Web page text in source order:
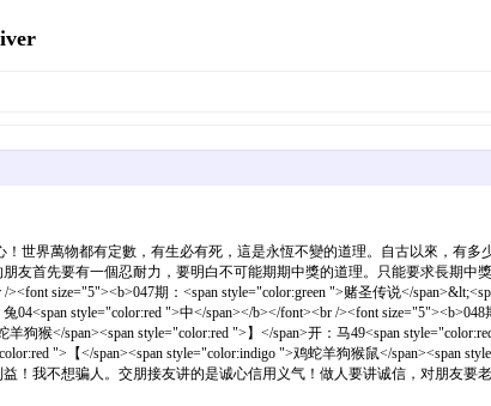
世界萬物都有定數，有生必有死，這是永恆不變的道理。自古以來，有多
首先要有一個忍耐力，要明白不可能期期中獎的道理。只能要求長期中
期：<span style="color:green ">赌圣传说</span>&lt;<span
style="color:red ">中</span></b></font><br /><font size="5"><b>048
狗猴</span><span style="color:red ">】</span>开：马49<span
">【</span><span style="color:indigo ">鸡蛇羊狗猴鼠</span><span
！我不想骗人。交朋接友讲的是诚心信用义气！做人要讲诚信，对朋友要